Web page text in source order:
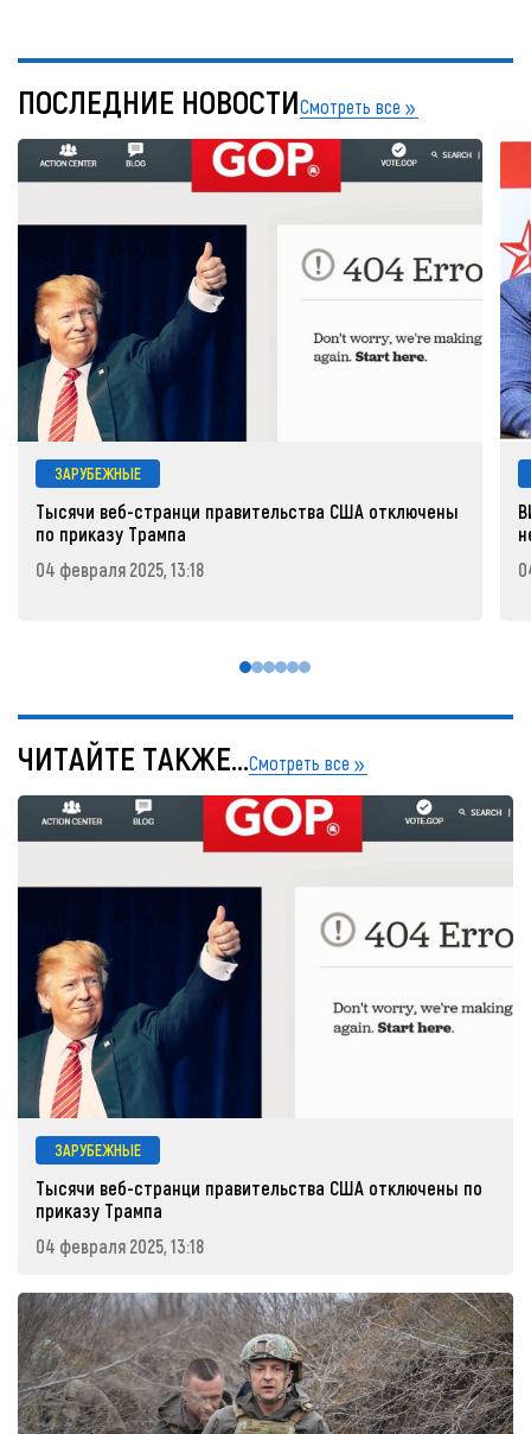
ПОСЛЕДНИЕ НОВОСТИСмотреть все
ЗАРУБЕЖНЫЕ
Тысячи веб-странци правительства США отключены
по приказу Трампа
04 февраля 2025, 13:18
ЧИТАЙТЕ ТАКЖЕ...Смотреть все
ЗАРУБЕЖНЫЕ
Тысячи веб-странци правительства США отключены по
приказу Трампа
04 февраля 2025, 13:18